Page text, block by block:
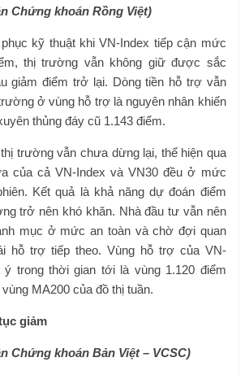
Chứng khoán Rồng Việt)
kỹ thuật khi VN-Index tiếp cận mức
thị trường vẫn không giữ được sắc
giảm điểm trở lại. Dòng tiền hỗ trợ vẫn
ở vùng hỗ trợ là nguyên nhân khiến
thủng đáy cũ 1.143 điểm.
trường vẫn chưa dừng lại, thể hiện qua
của cả VN-Index và VN30 đều ở mức
Kết quả là khả năng dự đoán điểm
trở nên khó khăn. Nhà đầu tư vẫn nên
mục ở mức an toàn và chờ đợi quan
hỗ trợ tiếp theo. Vùng hỗ trợ của VN-
trong thời gian tới là vùng 1.120 điểm
MA200 của đồ thị tuần.
giảm
Chứng khoán Bản Việt – VCSC)